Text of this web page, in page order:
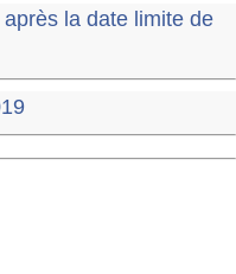
la date limite de